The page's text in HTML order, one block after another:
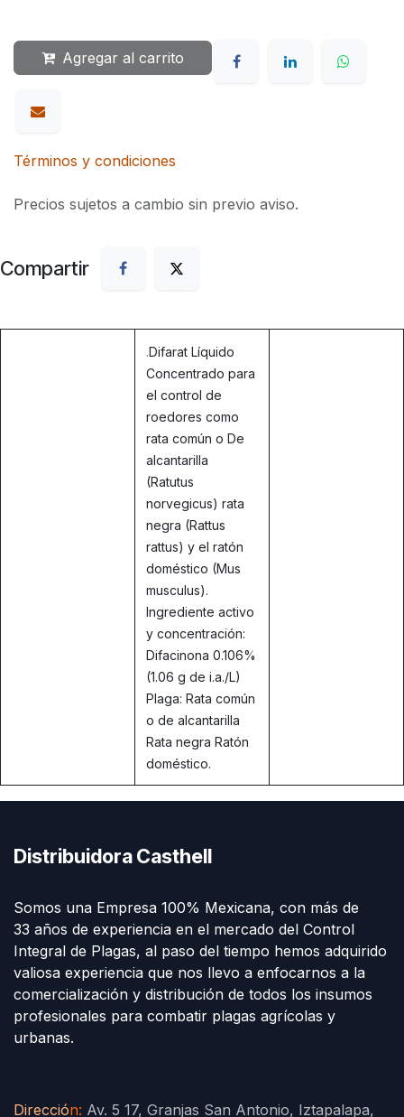
Agregar al carrito
Términos y condiciones
Precios sujetos a cambio sin previo aviso.
Compartir
.Difarat Líquido
Concentrado para
el control de
roedores como
rata común o De
alcantarilla
(Ratutus
norvegicus) rata
negra (Rattus
rattus) y el ratón
doméstico (Mus
musculus).
Ingrediente activo
y concentración:
Difacinona 0.106%
(1.06 g de i.a./L)
Plaga: Rata común
o de alcantarilla
Rata negra Ratón
doméstico.
Distribuidora Casthell
Somos una Empresa 100% Mexicana, con más de
33 años de experiencia en el mercado del Control
Integral de Plagas, al paso del tiempo hemos adquirido
valiosa experiencia que nos llevo a enfocarnos a la
comercialización y distribución de todos los insumos
profesionales para combatir plagas agrícolas y
urbanas.
Dirección: Av. 5 17, Granjas San Antonio, Iztapalapa,